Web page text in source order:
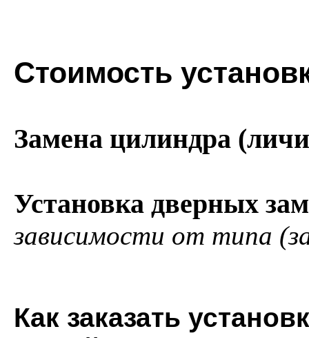
Стоимость
Замена цилиндра
Установка дверных
зависимости от типа
Как заказать